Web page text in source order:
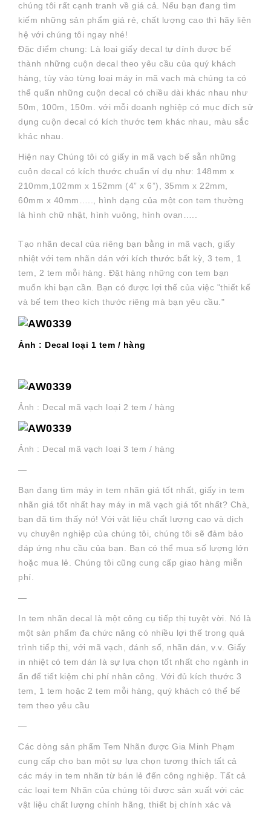
chúng tôi rất cạnh tranh về giá cả. Nếu bạn đang tìm
kiếm những sản phẩm giá rẻ, chất lượng cao thì hãy liên
hệ với chúng tôi ngay nhé!
Đặc điểm chung: Là loại giấy decal tự dính được bế
thành những cuộn decal theo yêu cầu của quý khách
hàng, tùy vào từng loại máy in mã vạch mà chúng ta có
thể quấn những cuộn decal có chiều dài khác nhau như
50m, 100m, 150m. với mỗi doanh nghiệp có mục đích sử
dụng cuộn decal có kích thước tem khác nhau, màu sắc
khác nhau.
Hiện nay Chúng tôi có giấy in mã vạch bế sẵn những
cuộn decal có kích thước chuẩn ví dụ như: 148mm x
210mm,102mm x 152mm (4” x 6”), 35mm x 22mm,
60mm x 40mm….., hình dạng của một con tem thường
là hình chữ nhật, hình vuông, hình ovan…..
Tạo nhãn decal của riêng bạn bằng in mã vạch, giấy
nhiệt với tem nhãn dán với kích thước bất kỳ, 3 tem, 1
tem, 2 tem mỗi hàng. Đặt hàng những con tem bạn
muốn khi bạn cần. Bạn có được lợi thế của việc "thiết kế
và bế tem theo kích thước riêng mà bạn yêu cầu."
Ảnh : Decal loại 1 tem / hàng
Ảnh : Decal mã vạch loại 2 tem / hàng
Ảnh : Decal mã vạch loại 3 tem / hàng
—
Bạn đang tìm máy in tem nhãn giá tốt nhất, giấy in tem
nhãn giá tốt nhất hay máy in mã vạch giá tốt nhất? Chà,
bạn đã tìm thấy nó! Với vật liệu chất lượng cao và dịch
vụ chuyên nghiệp của chúng tôi, chúng tôi sẽ đảm bảo
đáp ứng nhu cầu của bạn. Bạn có thể mua số lượng lớn
hoặc mua lẻ. Chúng tôi cũng cung cấp giao hàng miễn
phí.
—
In tem nhãn decal là một công cụ tiếp thị tuyệt vời. Nó là
một sản phẩm đa chức năng có nhiều lợi thế trong quá
trình tiếp thị, với mã vạch, đánh số, nhãn dán, v.v. Giấy
in nhiệt có tem dán là sự lựa chọn tốt nhất cho ngành in
ấn để tiết kiệm chi phí nhân công. Với đủ kích thước 3
tem, 1 tem hoặc 2 tem mỗi hàng, quý khách có thể bế
tem theo yêu cầu
—
Các dòng sản phẩm Tem Nhãn được Gia Minh Phạm
cung cấp cho bạn một sự lựa chọn tương thích tất cả
các máy in tem nhãn từ bán lẻ đến công nghiệp. Tất cả
các loại tem Nhãn của chúng tôi được sản xuất với các
vật liệu chất lượng chính hãng, thiết bị chính xác và